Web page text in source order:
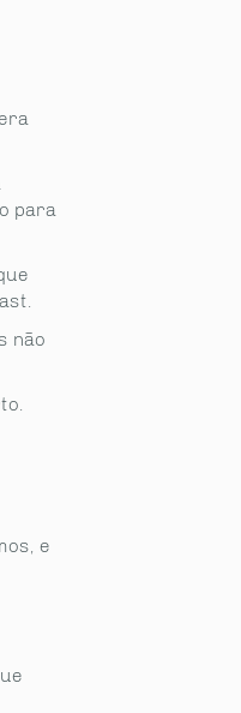
para
não
e